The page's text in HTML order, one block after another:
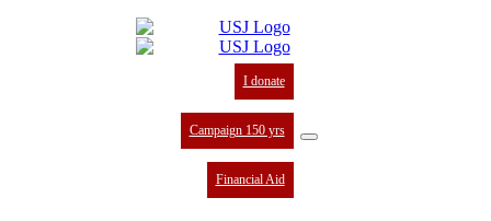
I donate
Campaign 150 yrs
Financial Aid